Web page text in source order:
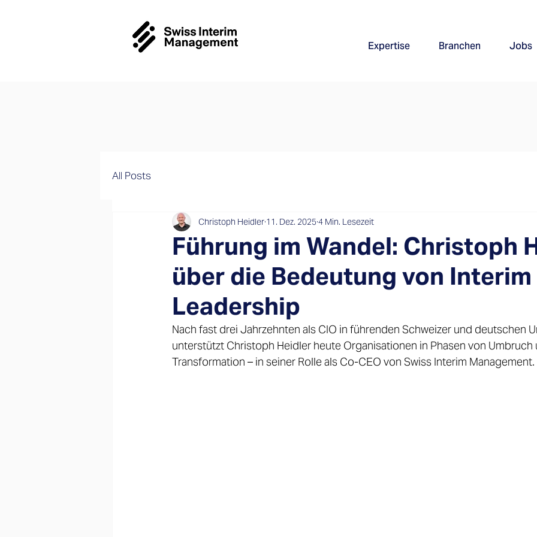
Expertise Branchen Jobs
All Posts
Führung im Wandel: Christoph
über die Bedeutung von Interim
Leadership
Christoph Heidler 11. Dez. 2025 4 Min. Lesezeit
Nach fast drei Jahrzehnten als CIO in führenden Schweizer und deutschen
unterstützt Christoph Heidler heute Organisationen in Phasen von Umbruch
Transformation – in seiner Rolle als Co-CEO von Swiss Interim Management.